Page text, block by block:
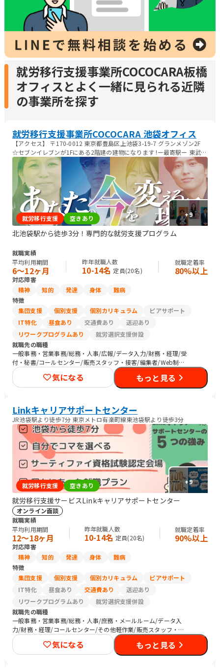
就労移行支援事業所COCOCARA板橋
オフィスとよく一緒に見られる近隣
の事業所を探す
就労移行支援事業所COCOCARA 池袋オフィス
【アクセス】 〒170-0012 東京都豊島区上池袋3-19-7 グランメゾン2F
☆セブンイレブンが1Fにある2階建の建物になります !ー最寄駅ー 東武東
上線 北池袋駅 より徒歩3min JP埼京線 板橋駅 より徒歩10min
+9
就労移行支援 空きあり
北池袋駅から徒歩3分！専門的な就労支援プログラム
就職実績
平均利用期間
6〜12ヶ月
昨年就職人数
10-14名 定員(20名)
就職定着率
80%以上
対応障害
精神
知的 発達 身体
難病
特徴
集団支援
個別支援 個別カリキュラム
ピアサポート
IT特化
昼食あり 交通費あり
送迎あり
リワークプログラムあり
就労選択支援併設
就職先の職種
一般事務・営業事務/総務・人事/広報/データ入力/財務・経理/受
付・秘書/コールセンター/販売スタッフ・接客/編集者/Web制作/
その他クリエイティブ/デザイナー/ライター/SEプログラマ/CAD
オペレーター/介護職員・ヘルパー/保育士/農作業/マーケティン
グ・広告関連
気になる もっと見る
Linkキャリアサポートセンター
JR池袋駅より徒歩7分 東京メトロ有楽町線東池袋駅より徒歩3分
+9
就労移行支援 空きあり
就労移行支援サービスLinkキャリアサポートセンター
オンライン面談
就職実績
平均利用期間
12〜18ヶ月
昨年就職人数
10-14名 定員(20名)
就職定着率
90%以上
対応障害
精神
知的 発達 身体
難病
特徴
集団支援
個別支援 個別カリキュラム
ピアサポート
IT特化
昼食あり 交通費あり
送迎あり
リワークプログラムあり
就労選択支援併設
就職先の職種
一般事務・営業事務/総務・人事/庶務・メールルーム/データ入
力/財務・経理/コールセンター/その他軽作業/販売スタッフ・接
客/バックヤード・商品管理/Web制作/ネットワークエンジニア/
社内情報システム/その他IT/ヘルプデスク/CADオペレーター/研究
員/清掃
気になる もっと見る